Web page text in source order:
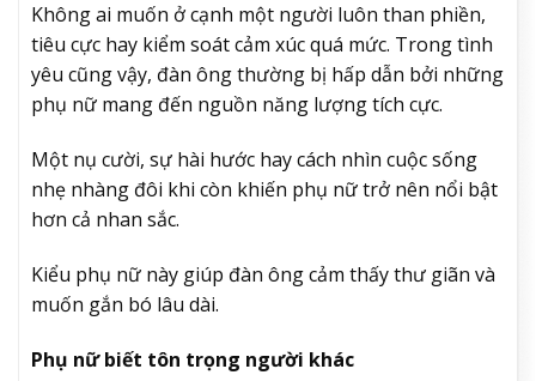
Không ai muốn ở cạnh một người luôn than phiền,
tiêu cực hay kiểm soát cảm xúc quá mức. Trong tình
yêu cũng vậy, đàn ông thường bị hấp dẫn bởi những
phụ nữ mang đến nguồn năng lượng tích cực.
Một nụ cười, sự hài hước hay cách nhìn cuộc sống
nhẹ nhàng đôi khi còn khiến phụ nữ trở nên nổi bật
hơn cả nhan sắc.
Kiểu phụ nữ này giúp đàn ông cảm thấy thư giãn và
muốn gắn bó lâu dài.
Phụ nữ biết tôn trọng người khác